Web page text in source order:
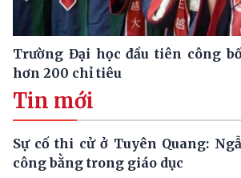
Trường Đại học đầu tiên công
hơn 200 chỉ tiêu
Tin mới
Sự cố thi cử ở Tuyên Quang:
công bằng trong giáo dục